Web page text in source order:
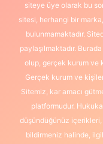
siteye üye olarak bu
sitesi, herhangi bir
bulunmamaktadır.
paylaşılmaktadır.
olup, gerçek kurum ve
Gerçek kurum ve
Sitemiz, kar amacı
platformudur.
düşündüğünüz içerikleri,
bildirmeniz halinde,